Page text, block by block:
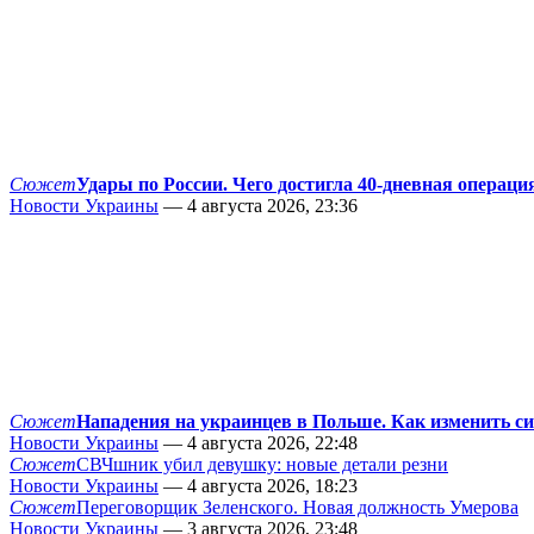
СюжетУдары по России. Чего достигла 40-дневная
Новости Украины — 4 августа 2026, 23:36
СюжетНападения на украинцев в Польше. Как изменить
Новости Украины — 4 августа 2026, 22:48
СюжетСВЧшник убил девушку: новые детали резни
Новости Украины — 4 августа 2026, 18:23
СюжетПереговорщик Зеленского. Новая должность Умерова
Новости Украины — 3 августа 2026, 23:48